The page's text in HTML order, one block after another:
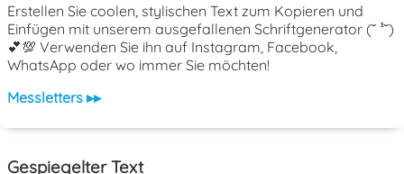
Erstellen Sie coolen, stylischen Text zum Kopieren und
Einfügen mit unserem ausgefallenen Schriftgenerator (˘ ³˘)
💕💯 Verwenden Sie ihn auf Instagram, Facebook,
WhatsApp oder wo immer Sie möchten!
Messletters ▸▸
Gespiegelter Text